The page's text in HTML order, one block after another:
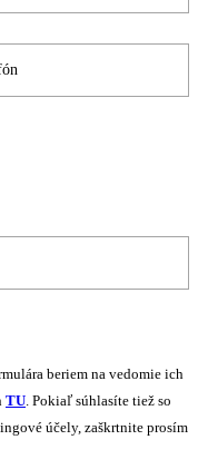
beriem na vedomie ich
TU . Pokiaľ súhlasíte tiež so
účely, zaškrtnite prosím